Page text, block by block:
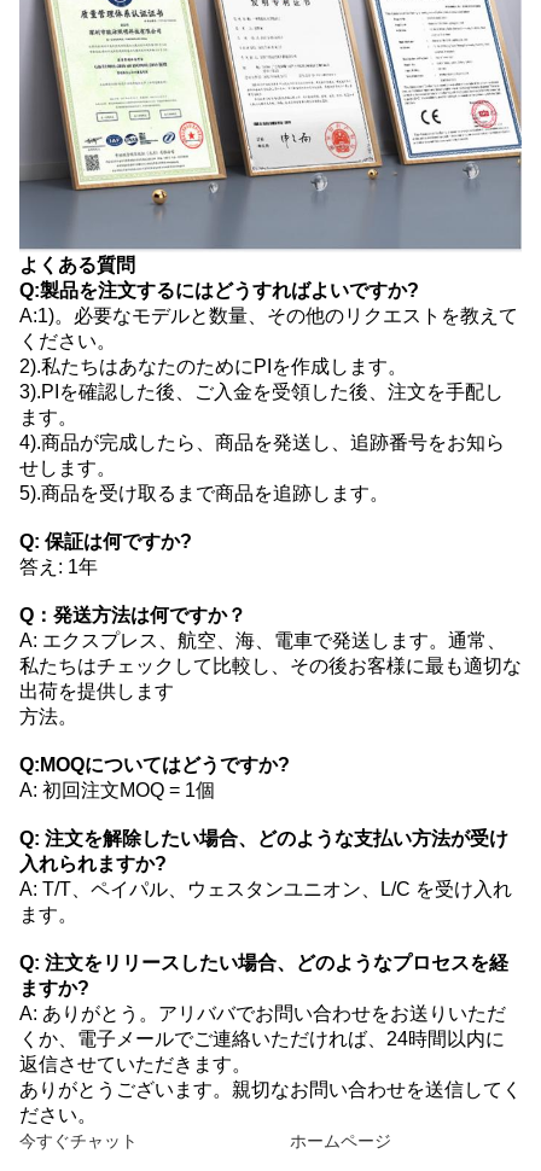
よくある質問
Q:製品を注文するにはどうすればよいですか?
A:1)。必要なモデルと数量、その他のリクエストを教えて
ください。
2).私たちはあなたのためにPIを作成します。
3).PIを確認した後、ご入金を受領した後、注文を手配し
ます。
4).商品が完成したら、商品を発送し、追跡番号をお知ら
せします。
5).商品を受け取るまで商品を追跡します。
Q: 保証は何ですか?
答え: 1年
Q：発送方法は何ですか？
A: エクスプレス、航空、海、電車で発送します。通常、
私たちはチェックして比較し、その後お客様に最も適切な
出荷を提供します
方法。
Q:MOQについてはどうですか?
A: 初回注文MOQ = 1個
Q: 注文を解除したい場合、どのような支払い方法が受け
入れられますか?
A: T/T、ペイパル、ウェスタンユニオン、L/C を受け入れ
ます。
Q: 注文をリリースしたい場合、どのようなプロセスを経
ますか?
A: ありがとう。アリババでお問い合わせをお送りいただ
くか、電子メールでご連絡いただければ、24時間以内に
返信させていただきます。
ありがとうございます。親切なお問い合わせを送信してく
ださい。
今すぐチャット ホームページ